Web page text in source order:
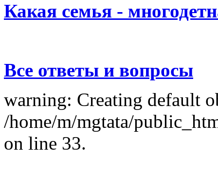
Какая семья -
Все ответы и вопросы
warning: Creating default
/home/m/mgtata/
on line 33.